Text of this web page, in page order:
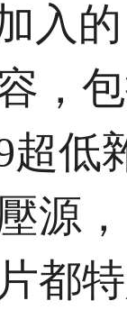
入
，
超低
源
都